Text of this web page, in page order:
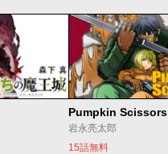
Pumpkin Scissors
岩永亮太郎
15話無料